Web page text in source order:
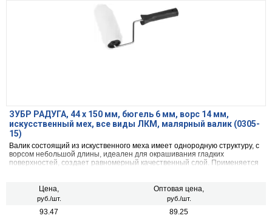
ЗУБР РАДУГА, 44 х 150 мм, бюгель 6 мм, ворс 14 мм,
искусственный мех, все виды ЛКМ, малярный валик (0305-
15)
Валик состоящий из искуственного меха имеет однородную структуру, с
ворсом небольшой длины, идеален для окрашивания гладких
поверхностей, создает равномерный качественный слой. Применяется
Цена,
руб./шт.
Оптовая цена,
руб./шт.
93.47 89.25